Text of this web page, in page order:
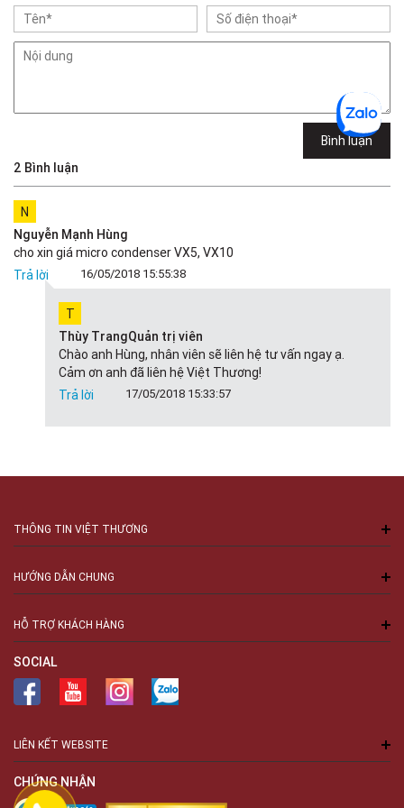
Việt Thương Music - 102Q An Dương Vương
102Q Đường An Dương Vương, Phường An Đông, TPHCM, Quận 5, Hồ Chí
Minh
Bình luận
2 Bình luận
N
Nguyễn Mạnh Hùng
cho xin giá micro condenser VX5, VX10
Trả lời
16/05/2018 15:55:38
T
Thùy TrangQuản trị viên
Chào anh Hùng, nhân viên sẽ liên hệ tư vấn ngay ạ.
Cảm ơn anh đã liên hệ Việt Thương!
Trả lời
17/05/2018 15:33:57
THÔNG TIN VIỆT THƯƠNG
HƯỚNG DẪN CHUNG
HỖ TRỢ KHÁCH HÀNG
SOCIAL
LIÊN KẾT WEBSITE
CHỨNG NHẬN